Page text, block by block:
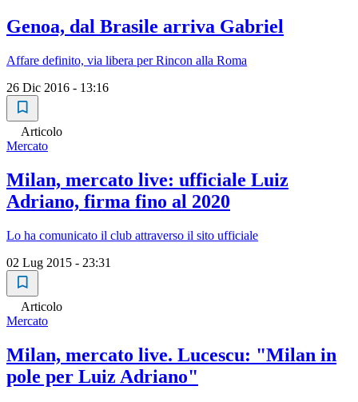
Genoa, dal Brasile arriva Gabriel
Affare definito, via libera per Rincon alla Roma
26 Dic 2016 - 13:16
Articolo
Mercato
Milan, mercato live: ufficiale Luiz
Adriano, firma fino al 2020
Lo ha comunicato il club attraverso il sito ufficiale
02 Lug 2015 - 23:31
Articolo
Mercato
Milan, mercato live. Lucescu: "Milan in
pole per Luiz Adriano"